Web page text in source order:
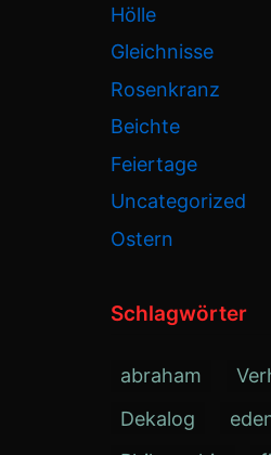
Hölle
Gleichnisse
Rosenkranz
Beichte
Feiertage
Uncategorized
Ostern
Schlagwörter
abraham
Dekalog